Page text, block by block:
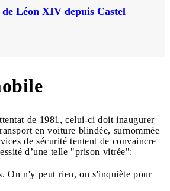
Léon XIV depuis Castel
de 1981, celui-ci doit inaugurer
en voiture blindée, surnommée
de sécurité tentent de convaincre
d’une telle "prison vitrée":
On n'y peut rien, on s'inquiète pour